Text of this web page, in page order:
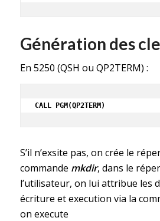
Génération des
En 5250 (QSH ou QP2TERM) :
CALL PGM(QP2TERM)
S’il n’exsite pas, on crée le
commande mkdir, dans le
l’utilisateur, on lui attribue les
écriture et execution via la
on execute